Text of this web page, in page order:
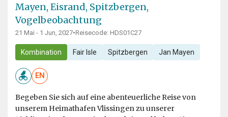
Mayen, Eisrand, Spitzbergen,
Vogelbeobachtung
21 Mai - 1 Jun, 2027•Reisecode: HDS01C27
Kombination Fair Isle Spitzbergen Jan Mayen
EN
Begeben Sie sich auf eine abenteuerliche Reise von
unserem Heimathafen Vlissingen zu unserer